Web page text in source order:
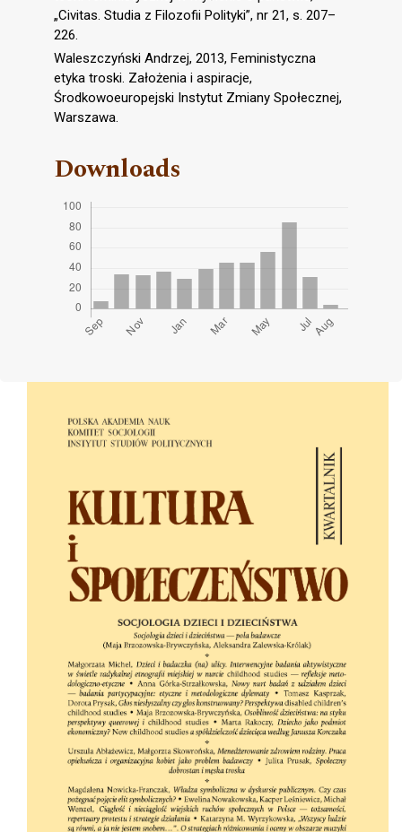
„Civitas. Studia z Filozofii Polityki”, nr 21, s. 207–
226.
Waleszczyński Andrzej, 2013, Feministyczna
etyka troski. Założenia i aspiracje,
Środkowoeuropejski Instytut Zmiany Społecznej,
Warszawa.
Downloads